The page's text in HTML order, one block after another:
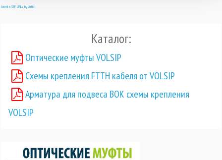
Joomla SEF URLs by Artio
Каталог:
Оптические муфты VOLSIP
Схемы крепления FTTH кабеля от VOLSIP
Арматура для подвеса ВОК схемы крепления
VOLSIP